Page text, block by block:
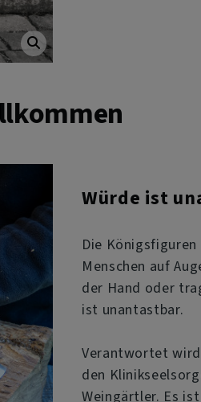
Würde ist
Die
Menschen auf
der Hand oder
ist unantastbar.
Verantwortet wird
den
Weingärtler. Es